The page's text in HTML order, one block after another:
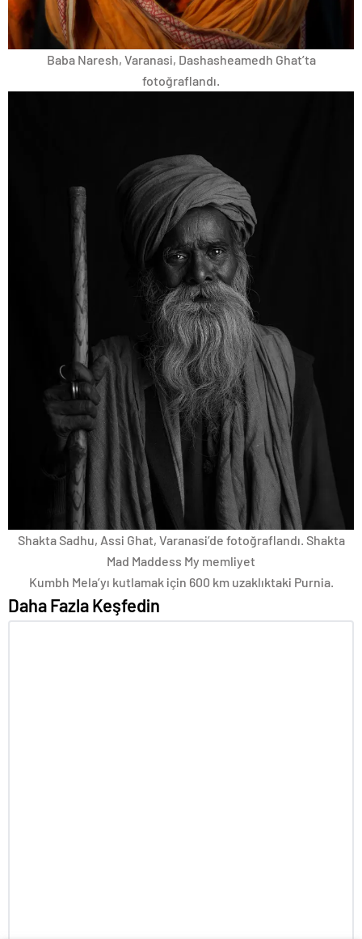
Baba Naresh, Varanasi, Dashasheamedh Ghat’ta
fotoğraflandı.
Shakta Sadhu, Assi Ghat, Varanasi’de fotoğraflandı. Shakta
Mad Maddess My memliyet
Kumbh Mela’yı kutlamak için 600 km uzaklıktaki Purnia.
Daha Fazla Keşfedin